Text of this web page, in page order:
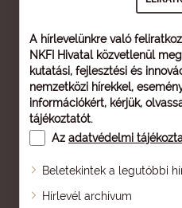
A hírlevelünkre való
NKFI Hivatal közvetlenül
kutatási, fejlesztési és
nemzetközi hírekkel,
információkért, kérjük,
tájékoztatót.
Az adatvédelmi
Beletekintek a legutóbbi
Hírlevél archívum
Oldaltérkép